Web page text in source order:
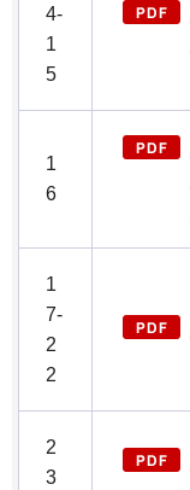
4-
1
5
1
6
1
7-
2
2
2
3